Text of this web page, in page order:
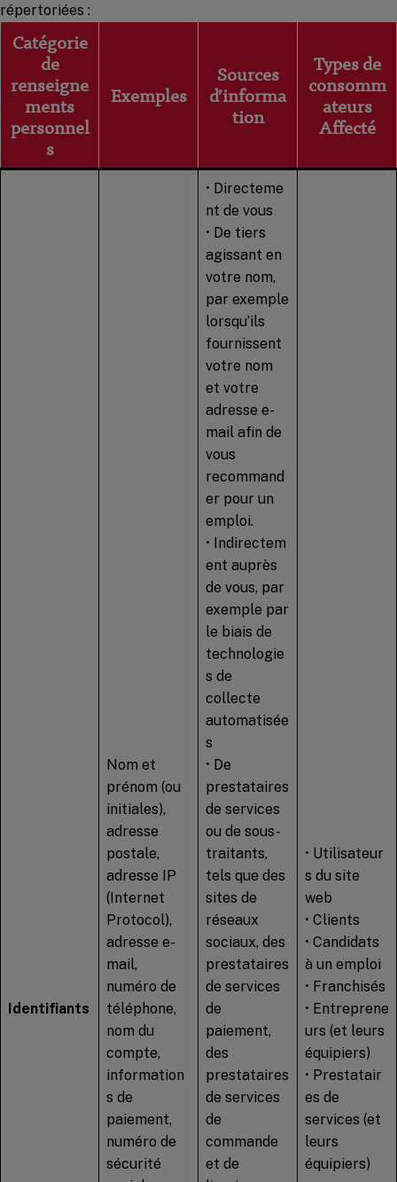
répertoriées :
Catégorie
de
renseigne
ments
personnel
s
Exemples
Sources
d’informa
tion
Types de
consomm
ateurs
Affecté
Identifiants
Nom et
prénom (ou
initiales),
adresse
postale,
adresse IP
(Internet
Protocol),
adresse e-
mail,
numéro de
téléphone,
nom du
compte,
information
s de
paiement,
numéro de
sécurité
• Directeme
nt de vous
• De tiers
agissant en
votre nom,
par exemple
lorsqu’ils
fournissent
votre nom
et votre
adresse e-
mail afin de
vous
recommand
er pour un
emploi.
• Indirectem
ent auprès
de vous, par
exemple par
le biais de
technologie
s de
collecte
automatisée
s
• De
prestataires
de services
ou de sous-
traitants,
tels que des
sites de
réseaux
sociaux, des
prestataires
de services
de
paiement,
des
prestataires
de services
de
commande
et de
• Utilisateur
s du site
web
• Clients
• Candidats
à un emploi
• Franchisés
• Entreprene
urs (et leurs
équipiers)
• Prestatair
es de
services (et
leurs
équipiers)